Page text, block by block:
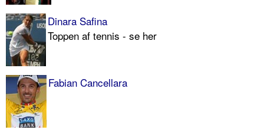
Dinara Safina
Toppen af tennis - se her
Fabian Cancellara